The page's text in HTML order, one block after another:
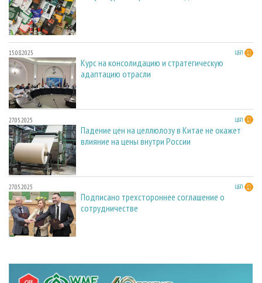
15.08.2025 ЦБП
Курс на консолидацию и стратегическую
адаптацию отрасли
27.05.2025 ЦБП
Падение цен на целлюлозу в Китае не окажет
влияние на цены внутри России
27.05.2025 ЦБП
Подписано трехстороннее соглашение о
сотрудничестве